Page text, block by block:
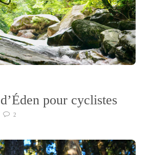
pour cyclistes
2